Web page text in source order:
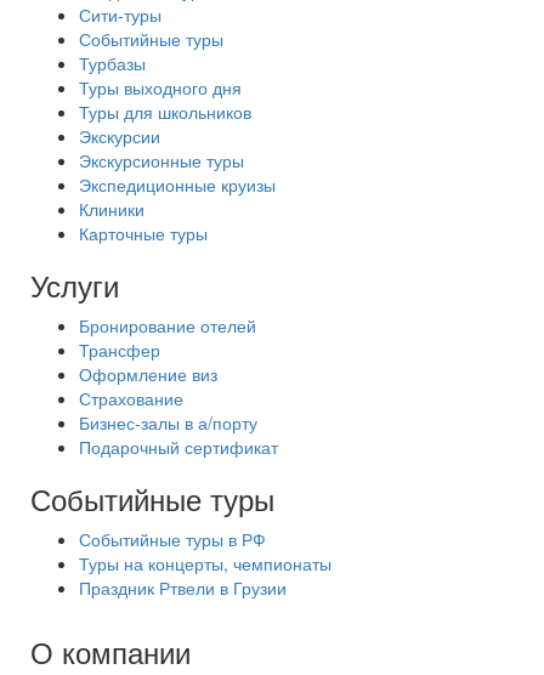
Сити-туры
Событийные туры
Турбазы
Туры выходного дня
Туры для школьников
Экскурсии
Экскурсионные туры
Экспедиционные круизы
Клиники
Карточные туры
Услуги
Бронирование отелей
Трансфер
Оформление виз
Страхование
Бизнес-залы в а/порту
Подарочный сертификат
Событийные туры
Событийные туры в РФ
Туры на концерты, чемпионаты
Праздник Ртвели в Грузии
О компании